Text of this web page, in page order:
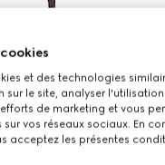
et des technologies
sur le site, analyser
de marketing et vous
vos réseaux sociaux. En
acceptez les présentes